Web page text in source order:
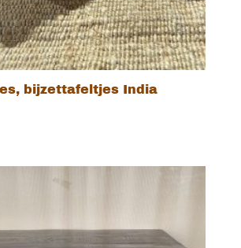
bijzettafeltjes India